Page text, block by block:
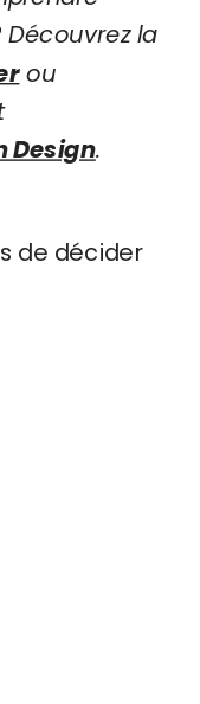
la
ou
Design.
de décider